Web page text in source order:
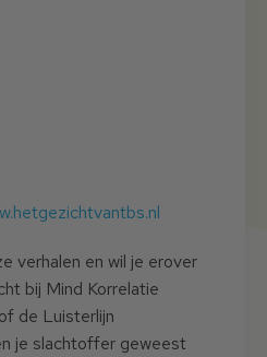
verhalen en wil je erover
bij Mind Korrelatie
de Luisterlijn
je slachtoffer geweest